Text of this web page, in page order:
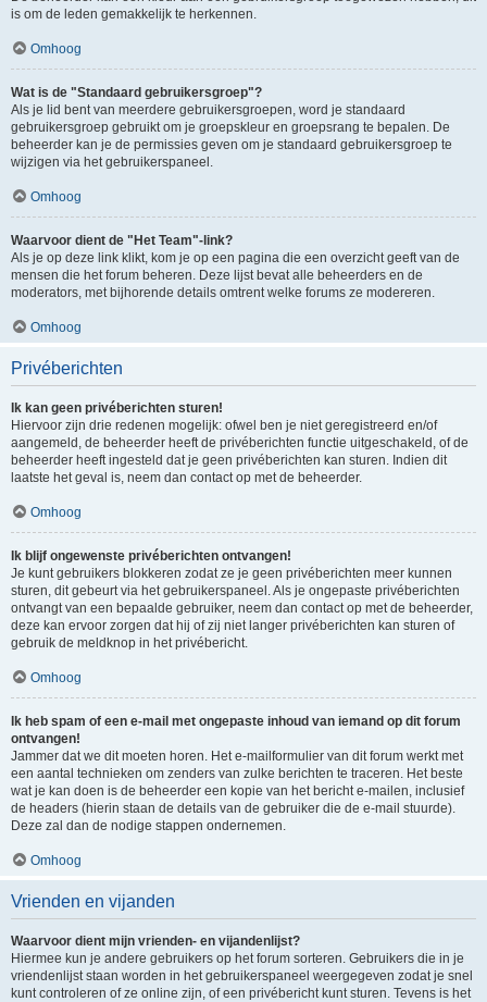
is om de leden gemakkelijk te herkennen.
Omhoog
Wat is de "Standaard gebruikersgroep"?
Als je lid bent van meerdere gebruikersgroepen, word je standaard
gebruikersgroep gebruikt om je groepskleur en groepsrang te bepalen. De
beheerder kan je de permissies geven om je standaard gebruikersgroep te
wijzigen via het gebruikerspaneel.
Omhoog
Waarvoor dient de "Het Team"-link?
Als je op deze link klikt, kom je op een pagina die een overzicht geeft van de
mensen die het forum beheren. Deze lijst bevat alle beheerders en de
moderators, met bijhorende details omtrent welke forums ze modereren.
Omhoog
Privéberichten
Ik kan geen privéberichten sturen!
Hiervoor zijn drie redenen mogelijk: ofwel ben je niet geregistreerd en/of
aangemeld, de beheerder heeft de privéberichten functie uitgeschakeld, of de
beheerder heeft ingesteld dat je geen privéberichten kan sturen. Indien dit
laatste het geval is, neem dan contact op met de beheerder.
Omhoog
Ik blijf ongewenste privéberichten ontvangen!
Je kunt gebruikers blokkeren zodat ze je geen privéberichten meer kunnen
sturen, dit gebeurt via het gebruikerspaneel. Als je ongepaste privéberichten
ontvangt van een bepaalde gebruiker, neem dan contact op met de beheerder,
deze kan ervoor zorgen dat hij of zij niet langer privéberichten kan sturen of
gebruik de meldknop in het privébericht.
Omhoog
Ik heb spam of een e-mail met ongepaste inhoud van iemand op dit forum
ontvangen!
Jammer dat we dit moeten horen. Het e-mailformulier van dit forum werkt met
een aantal technieken om zenders van zulke berichten te traceren. Het beste
wat je kan doen is de beheerder een kopie van het bericht e-mailen, inclusief
de headers (hierin staan de details van de gebruiker die de e-mail stuurde).
Deze zal dan de nodige stappen ondernemen.
Omhoog
Vrienden en vijanden
Waarvoor dient mijn vrienden- en vijandenlijst?
Hiermee kun je andere gebruikers op het forum sorteren. Gebruikers die in je
vriendenlijst staan worden in het gebruikerspaneel weergegeven zodat je snel
kunt controleren of ze online zijn, of een privébericht kunt sturen. Tevens is het